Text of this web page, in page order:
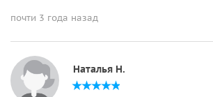
почти 3 года назад
Наталья Н.